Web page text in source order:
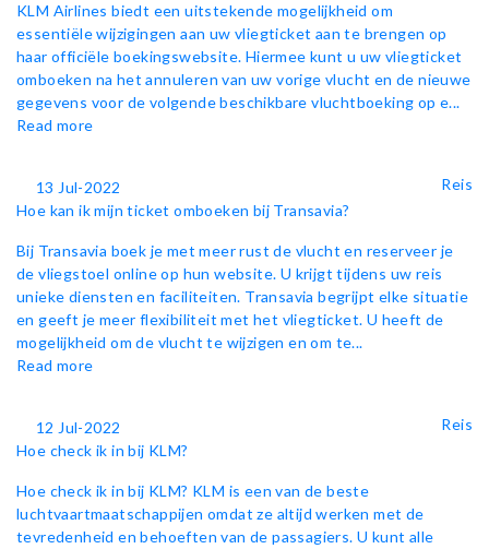
KLM Airlines biedt een uitstekende mogelijkheid om
essentiële wijzigingen aan uw vliegticket aan te brengen op
haar officiële boekingswebsite. Hiermee kunt u uw vliegticket
omboeken na het annuleren van uw vorige vlucht en de nieuwe
gegevens voor de volgende beschikbare vluchtboeking op e...
Read more
13 Jul-2022
Reis
Hoe kan ik mijn ticket omboeken bij Transavia?
Bij Transavia boek je met meer rust de vlucht en reserveer je
de vliegstoel online op hun website. U krijgt tijdens uw reis
unieke diensten en faciliteiten. Transavia begrijpt elke situatie
en geeft je meer flexibiliteit met het vliegticket. U heeft de
mogelijkheid om de vlucht te wijzigen en om te...
Read more
12 Jul-2022
Reis
Hoe check ik in bij KLM?
Hoe check ik in bij KLM? KLM is een van de beste
luchtvaartmaatschappijen omdat ze altijd werken met de
tevredenheid en behoeften van de passagiers. U kunt alle